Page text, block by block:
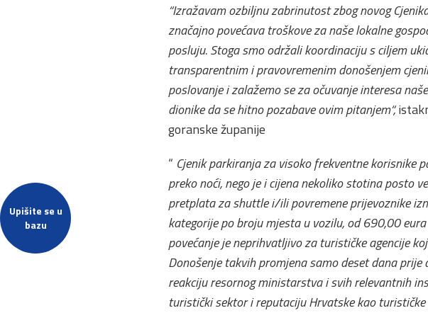
Upišite se u
bazu
“Izražavam ozbiljnu zabrinutost zbog novog
značajno povećava troškove za naše lokalne
posluju. Stoga smo održali koordinaciju s ciljem
transparentnim i pravovremenim donošenjem
poslovanje i zalažemo se za očuvanje interesa
dionike da se hitno pozabave ovim pitanjem“,
goranske županije
“ Cjenik parkiranja za visoko frekventne korisnike
preko noći, nego je i cijena nekoliko stotina posto
pretplata za shuttle i/ili povremene prijevoznike
kategorije po broju mjesta u vozilu, od 690,00
povećanje je neprihvatljivo za turističke agencije
Donošenje takvih promjena samo deset dana
reakciju resornog ministarstva i svih relevantnih
turistički sektor i reputaciju Hrvatske kao